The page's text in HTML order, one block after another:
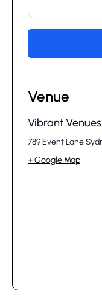
Venue
Vibrant Venues
789 Event Lane
+ Google Map